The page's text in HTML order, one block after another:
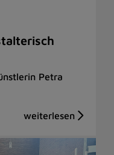
Petra